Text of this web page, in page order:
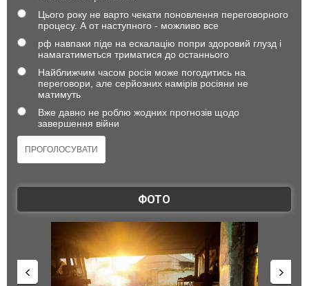
Цього року не варто чекати поновлення переговорного
процесу. А от наступного - можливо все
рф навпаки піде на ескалацію попри здоровий глузд і
намагатиметься триматися до останнього
Найближчим часом росія може погодитись на
переговори, але серйозних намірів росіяни не
матимуть
Вже давно не роблю жодних прогнозів щодо
завершення війни
ФОТО